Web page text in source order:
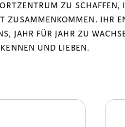
ZU SCHAFFEN,
ZUSAMMENKOMMEN. IHR
JAHR FÜR JAHR ZU
UND LIEBEN.